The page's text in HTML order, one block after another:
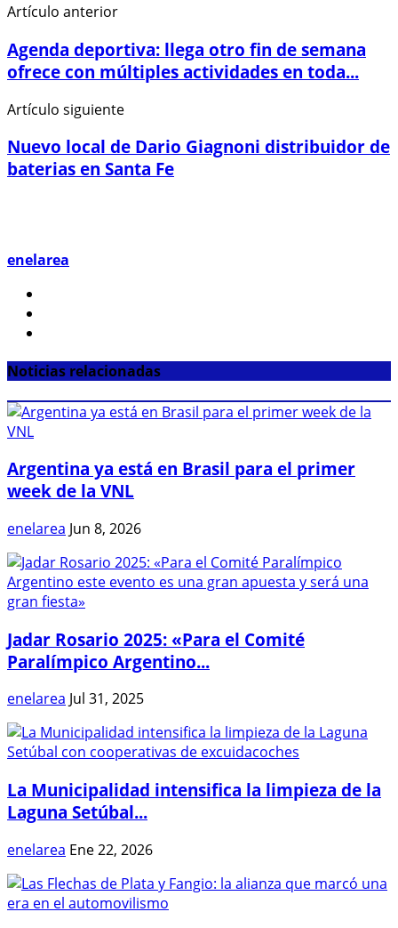
Artículo anterior
Agenda deportiva: llega otro fin de semana
ofrece con múltiples actividades en toda...
Artículo siguiente
Nuevo local de Dario Giagnoni distribuidor de
baterias en Santa Fe
enelarea
Noticias relacionadas
Argentina ya está en Brasil para el primer
week de la VNL
enelarea Jun 8, 2026
Jadar Rosario 2025: «Para el Comité
Paralímpico Argentino...
enelarea Jul 31, 2025
La Municipalidad intensifica la limpieza de la
Laguna Setúbal...
enelarea Ene 22, 2026